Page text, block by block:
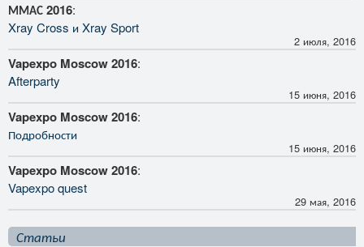
ММАС 2016:
Xray Cross и Xray Sport
2 июля, 2016
Vapexpo Moscow 2016:
Afterparty
15 июня, 2016
Vapexpo Moscow 2016:
Подробности
15 июня, 2016
Vapexpo Moscow 2016:
Vapexpo quest
29 мая, 2016
Статьи